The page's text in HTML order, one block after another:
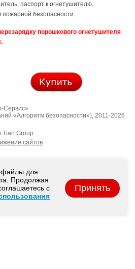
паспорт к огнетушителю.
пожарной безопасности.
порошкового огнетушителя
Сервис»
«Алгоритм безопасности»), 2011-2026
Tian Group
сайтов
для
Продолжая
с
Принять